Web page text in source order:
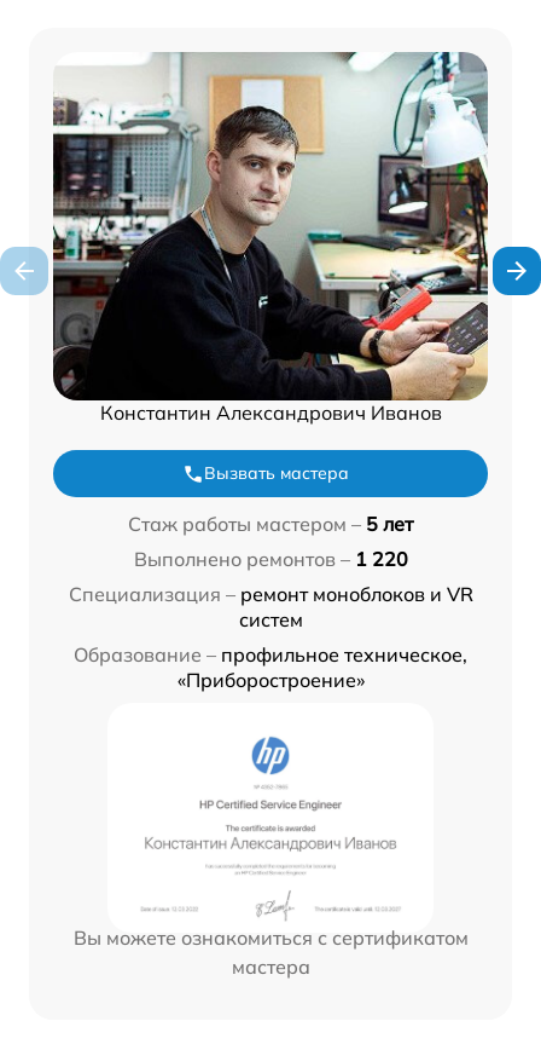
Константин Александрович Иванов
Вызвать мастера
Стаж работы мастером – 5 лет
Выполнено ремонтов – 1 220
Специализация – ремонт моноблоков и VR
систем
Образование – профильное техническое,
«Приборостроение»
Вы можете ознакомиться с сертификатом
мастера